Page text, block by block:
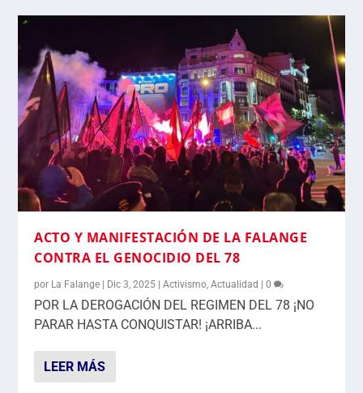
ACTO Y MANIFESTACIÓN DE LA FALANGE
CONTRA EL GENOCIDIO DEL 78
por La Falange | Dic 3, 2025 |Activismo ,Actualidad |0
POR LA DEROGACIÓN DEL REGIMEN DEL 78 ¡NO
PARAR HASTA CONQUISTAR! ¡ARRIBA...
LEER MÁS